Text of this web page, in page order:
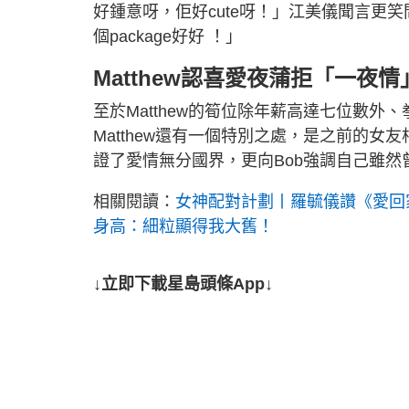
好鍾意呀，佢好cute呀！」江美儀聞言更
個package好好 ！」
Matthew認喜愛夜蒲拒「一夜情
至於Matthew的筍位除年薪高達七位數外
Matthew還有一個特別之處，是之前的女
證了愛情無分國界，更向Bob強調自己雖
相關閱讀： 女神配對計劃丨羅毓儀讚《愛
身高：細粒顯得我大舊！
↓立即下載星島頭條App↓